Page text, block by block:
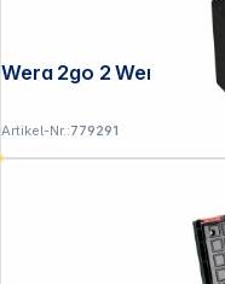
Artikel-Nr.:779291